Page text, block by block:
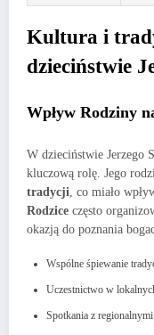
Kultura i
dzieciństwie
Wpływ Rodziny
W dzieciństwie Jerzego
kluczową rolę. Jego
tradycji , co miało
Rodzice często
okazją do poznania
Wspólne śpiewanie
Uczestnictwo w
Spotkania z